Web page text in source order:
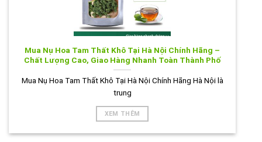
Mua Nụ Hoa Tam Thất Khô Tại Hà Nội Chính Hãng –
Chất Lượng Cao, Giao Hàng Nhanh Toàn Thành Phố
Mua Nụ Hoa Tam Thất Khô Tại Hà Nội Chính Hãng Hà Nội là
trung
XEM THÊM